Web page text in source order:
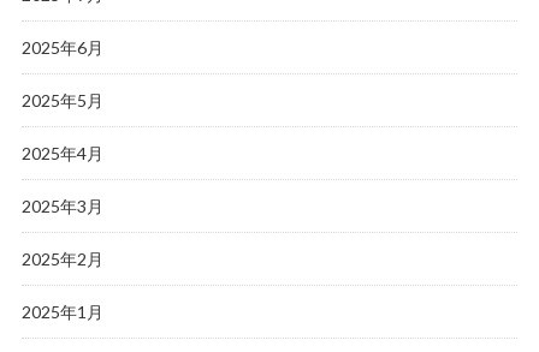
2025年6月
2025年5月
2025年4月
2025年3月
2025年2月
2025年1月